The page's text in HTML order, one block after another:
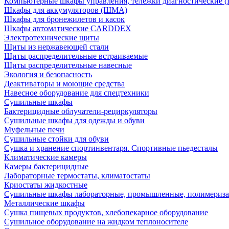
Шкафы для аккумуляторов (ШМА)
Шкафы для бронежилетов и касок
Шкафы автоматические CARDDEX
Электротехнические щиты
Щиты из нержавеющей стали
Щиты распределительные встраиваемые
Щиты распределительные навесные
Экология и безопасность
Деактиваторы и моющие средства
Навесное оборудование для спецтехники
Сушильные шкафы
Бактерицидные облучатели-рециркуляторы
Сушильные шкафы для одежды и обуви
Муфельные печи
Сушильные стойки для обуви
Сушка и хранение спортинвентаря. Спортивные пьедесталы
Климатические камеры
Камеры бактерицидные
Лабораторные термостаты, климатостаты
Криостаты жидкостные
Сушильные шкафы лабораторные, промышленные,
Металлические шкафы
Сушка пищевых продуктов, хлебопекарное оборудование
Сушильное оборудование на жидком теплоносителе